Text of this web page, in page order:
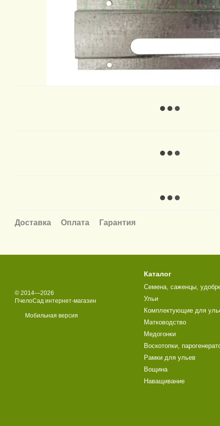
Доставка Оплата Гарантия
© 2014—2026
ПчелоСад интернет-магазин
Мобильная версия
Каталог
Семена, саженцы,
Ульи
Комплектующие для
Матководство
Медогонки
Воскотопки,
Рамки для ульев
Вощина
Наващивание